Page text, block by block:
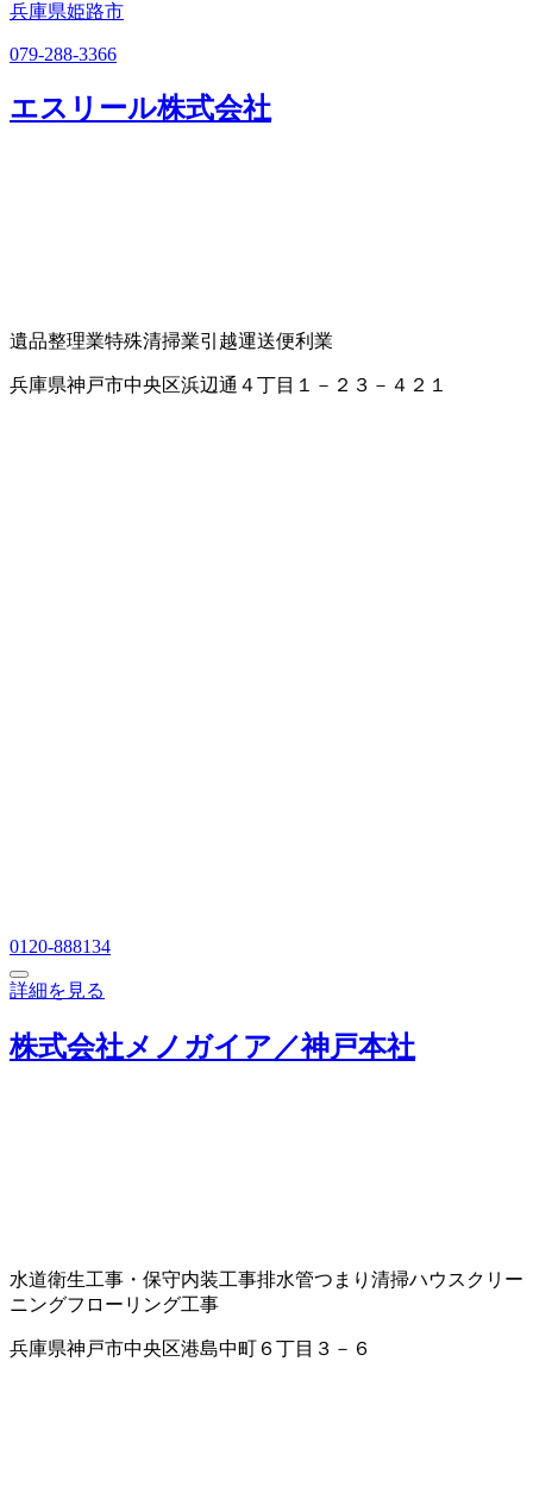
兵庫県姫路市
079-288-3366
エスリール株式会社
遺品整理業特殊清掃業引越運送便利業
兵庫県神戸市中央区浜辺通４丁目１－２３－４２１
0120-888134
詳細を見る
株式会社メノガイア／神戸本社
水道衛生工事・保守内装工事排水管つまり清掃ハウスクリー
ニングフローリング工事
兵庫県神戸市中央区港島中町６丁目３－６